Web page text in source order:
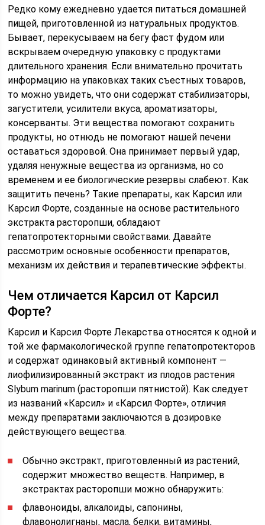
Редко кому ежедневно удается питаться домашней
пищей, приготовленной из натуральных продуктов.
Бывает, перекусываем на бегу фаст фудом или
вскрываем очередную упаковку с продуктами
длительного хранения. Если внимательно прочитать
информацию на упаковках таких съестных товаров,
то можно увидеть, что они содержат стабилизаторы,
загустители, усилители вкуса, ароматизаторы,
консерванты. Эти вещества помогают сохранить
продукты, но отнюдь не помогают нашей печени
оставаться здоровой. Она принимает первый удар,
удаляя ненужные вещества из организма, но со
временем и ее биологические резервы слабеют. Как
защитить печень? Такие препараты, как Карсил или
Карсил Форте, созданные на основе растительного
экстракта расторопши, обладают
гепатопротекторными свойствами. Давайте
рассмотрим основные особенности препаратов,
механизм их действия и терапевтические эффекты.
Чем отличается Карсил от Карсил
Форте?
Карсил и Карсил Форте Лекарства относятся к одной и
той же фармакологической группе гепатопротекторов
и содержат одинаковый активный компонент —
лиофилизированный экстракт из плодов растения
Slybum marinum (расторопши пятнистой). Как следует
из названий «Карсил» и «Карсил Форте», отличия
между препаратами заключаются в дозировке
действующего вещества.
Обычно экстракт, приготовленный из растений,
содержит множество веществ. Например, в
экстрактах расторопши можно обнаружить:
флавоноиды, алкалоиды, сапонины,
флавонолигнаны, масла, белки, витамины,